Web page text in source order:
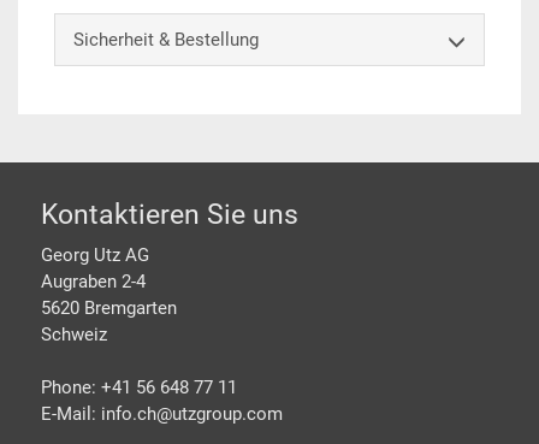
Sicherheit & Bestellung
Footer
Kontaktieren Sie uns
Georg Utz AG
Augraben 2-4
5620 Bremgarten
Schweiz
Phone: +41 56 648 77 11
E-Mail: info.ch@utzgroup.com